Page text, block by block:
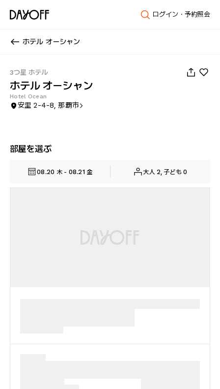
ログイン・予約照会
ホテル オーシャン
3つ星 ホテル
ホテル オーシャン
Hotel Ocean
安里 2-4-8, 那覇市
部屋を選ぶ
08.20 木 - 08.21 金 大人 2, 子ども 0